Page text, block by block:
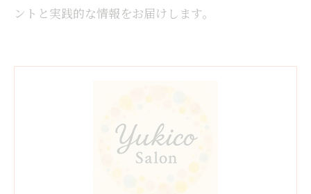
ントと実践的な情報をお届けします。